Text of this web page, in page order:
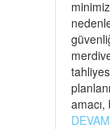
amacı,